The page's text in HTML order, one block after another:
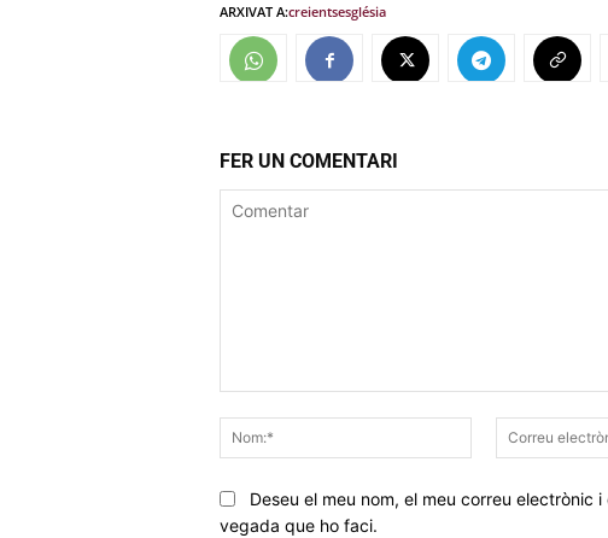
ARXIVAT A:creientsesglésia
FER UN COMENTARI
Nom:*
Deseu el meu nom, el meu correu
vegada que ho faci.